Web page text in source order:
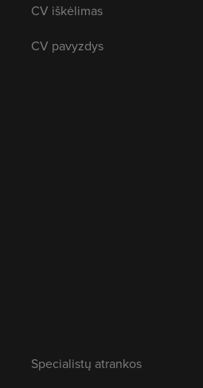
CV iškėlimas
CV pavyzdys
Specialistų atrankos